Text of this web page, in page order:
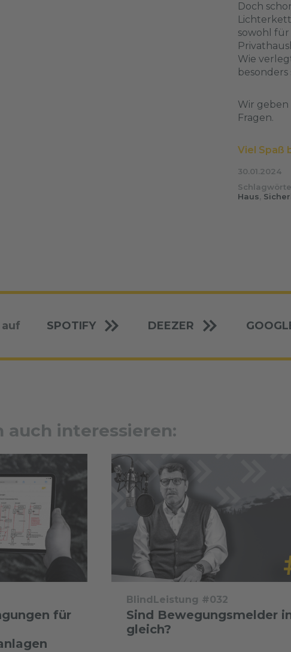
Doch
sowohl
Wie
Wir geben
Fragen.
Viel Spaß
30.01.2024
Haus,
SPOTIFY DEEZER
auch interessieren:
für
BlindLeistung #032
Sind Bewegungsmelder
gleich?